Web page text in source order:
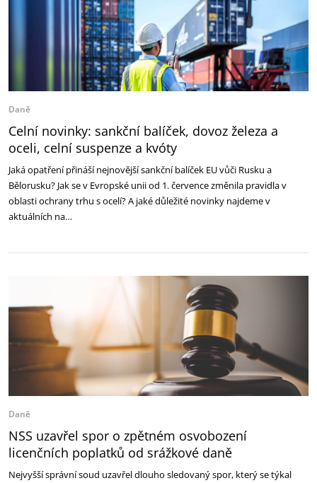
Daně
Celní novinky: sankční balíček, dovoz železa a
oceli, celní suspenze a kvóty
Jaká opatření přináší nejnovější sankční balíček EU vůči Rusku a
Bělorusku? Jak se v Evropské unii od 1. července změnila pravidla v
oblasti ochrany trhu s ocelí? A jaké důležité novinky najdeme v
aktuálních na…
Daně
NSS uzavřel spor o zpětném osvobození
licenčních poplatků od srážkové daně
Nejvyšší správní soud uzavřel dlouho sledovaný spor, který se týkal